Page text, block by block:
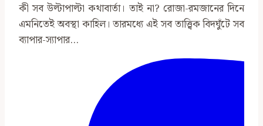
কী সব উল্টাপাল্টা কথাবার্তা। তাই না? রোজা-রমজানের দিনে
এমনিতেই অবস্থা কাহিল। তারমধ্যে এই সব তাত্ত্বিক বিদঘুঁটে সব
ব্যাপার-স্যাপার…